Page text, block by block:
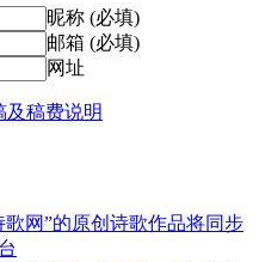
昵称 (必填)
邮箱 (必填)
网址
网”的原创诗歌作品将同步